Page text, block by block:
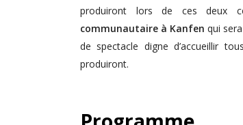
produiront lors de ces deux
communautaire à Kanfen qui
de spectacle digne d’accueillir
produiront.